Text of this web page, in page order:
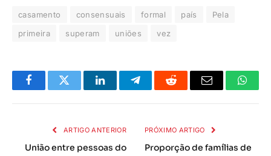
casamento consensuais formal país
Pela
primeira
superam uniões vez
FacebookTwitter LinkedInTelegramaReddit
E-
ARTIGO ANTERIOR
União entre pessoas do
PRÓXIMO ARTIGO
Proporção de famílias de